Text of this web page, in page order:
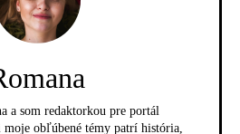
a som redaktorkou pre portál
moje obľúbené témy patrí história,